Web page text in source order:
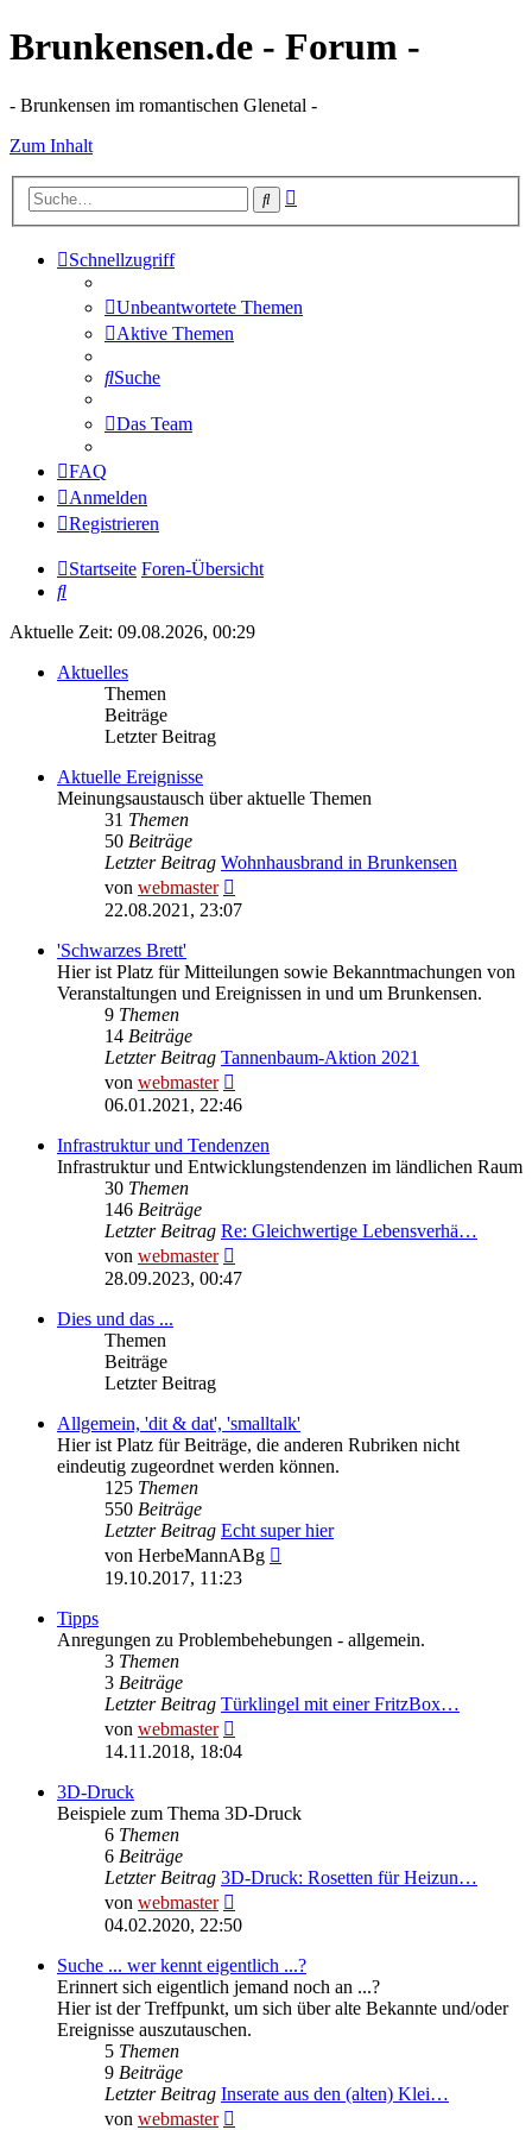
Brunkensen.de - Forum -
- Brunkensen im romantischen Glenetal -
Zum Inhalt
Suche
Schnellzugriff
Unbeantwortete Themen
Aktive Themen
Suche
Das Team
FAQ
Anmelden
Registrieren
Startseite Foren-Übersicht
Suche
Aktuelle Zeit: 09.08.2026, 00:29
Aktuelles
Themen
Beiträge
Letzter Beitrag
Aktuelle Ereignisse
Meinungsaustausch über aktuelle Themen
31 Themen
50 Beiträge
Letzter Beitrag Wohnhausbrand in Brunkensen
von webmaster
Beitrag
22.08.2021, 23:07
'Schwarzes Brett'
Hier ist Platz für Mitteilungen sowie Bekanntmachungen von
Veranstaltungen und Ereignissen in und um Brunkensen.
9 Themen
14 Beiträge
Letzter Beitrag Tannenbaum-Aktion 2021
von webmaster
Beitrag
06.01.2021, 22:46
Infrastruktur und Tendenzen
Infrastruktur und Entwicklungstendenzen im ländlichen Raum
30 Themen
146 Beiträge
Letzter Beitrag Re: Gleichwertige Lebensverhä…
von webmaster
Beitrag
28.09.2023, 00:47
Dies und das ...
Themen
Beiträge
Letzter Beitrag
Allgemein, 'dit & dat', 'smalltalk'
Hier ist Platz für Beiträge, die anderen Rubriken nicht
eindeutig zugeordnet werden können.
125 Themen
550 Beiträge
Letzter Beitrag Echt super hier
von HerbeMannABg
19.10.2017, 11:23
Tipps
Anregungen zu Problembehebungen - allgemein.
3 Themen
3 Beiträge
Letzter Beitrag Türklingel mit einer FritzBox…
von webmaster
Beitrag
14.11.2018, 18:04
3D-Druck
Beispiele zum Thema 3D-Druck
6 Themen
6 Beiträge
Letzter Beitrag 3D-Druck: Rosetten für Heizun…
von webmaster
Beitrag
04.02.2020, 22:50
Suche ... wer kennt eigentlich ...?
Erinnert sich eigentlich jemand noch an ...?
Hier ist der Treffpunkt, um sich über alte Bekannte und/oder
Ereignisse auszutauschen.
5 Themen
9 Beiträge
Letzter Beitrag Inserate aus den (alten) Klei…
von webmaster